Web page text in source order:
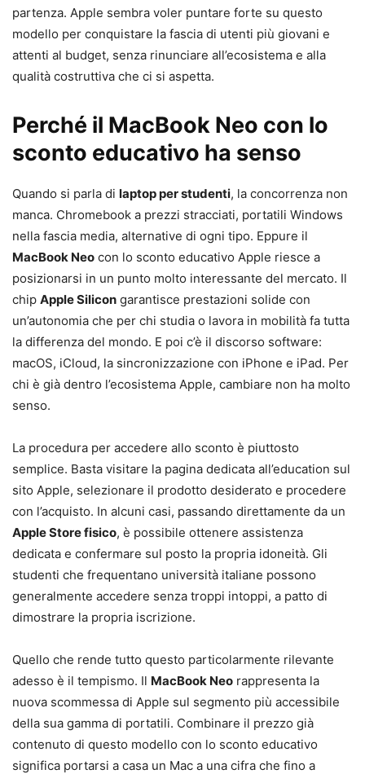
partenza. Apple sembra voler puntare forte su questo
modello per conquistare la fascia di utenti più giovani e
attenti al budget, senza rinunciare all’ecosistema e alla
qualità costruttiva che ci si aspetta.
Perché il MacBook Neo con lo
sconto educativo ha senso
Quando si parla di laptop per studenti, la concorrenza non
manca. Chromebook a prezzi stracciati, portatili Windows
nella fascia media, alternative di ogni tipo. Eppure il
MacBook Neo con lo sconto educativo Apple riesce a
posizionarsi in un punto molto interessante del mercato. Il
chip Apple Silicon garantisce prestazioni solide con
un’autonomia che per chi studia o lavora in mobilità fa tutta
la differenza del mondo. E poi c’è il discorso software:
macOS, iCloud, la sincronizzazione con iPhone e iPad. Per
chi è già dentro l’ecosistema Apple, cambiare non ha molto
senso.
La procedura per accedere allo sconto è piuttosto
semplice. Basta visitare la pagina dedicata all’education sul
sito Apple, selezionare il prodotto desiderato e procedere
con l’acquisto. In alcuni casi, passando direttamente da un
Apple Store fisico, è possibile ottenere assistenza
dedicata e confermare sul posto la propria idoneità. Gli
studenti che frequentano università italiane possono
generalmente accedere senza troppi intoppi, a patto di
dimostrare la propria iscrizione.
Quello che rende tutto questo particolarmente rilevante
adesso è il tempismo. Il MacBook Neo rappresenta la
nuova scommessa di Apple sul segmento più accessibile
della sua gamma di portatili. Combinare il prezzo già
contenuto di questo modello con lo sconto educativo
significa portarsi a casa un Mac a una cifra che fino a